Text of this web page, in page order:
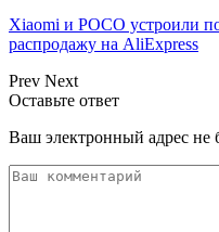
Xiaomi и POCO устроили
распродажу на AliExpress
Prev Next
Оставьте ответ
Ваш электронный адрес не